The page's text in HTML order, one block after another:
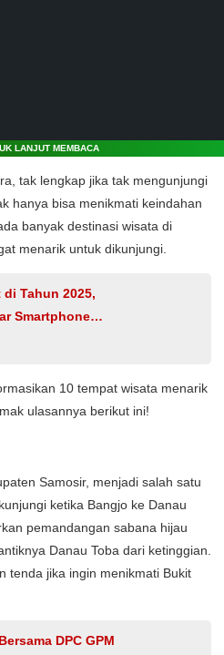
LANJUT MEMBACA
tak lengkap jika tak mengunjungi
hanya bisa menikmati keindahan
banyak destinasi wisata di
menarik untuk dikunjungi.
Tahun 2025,
Smartphone
10 tempat wisata menarik
ulasannya berikut ini!
Samosir, menjadi salah satu
ketika Bangjo ke Danau
pemandangan sabana hijau
Danau Toba dari ketinggian.
tenda jika ingin menikmati Bukit
DPC GPM